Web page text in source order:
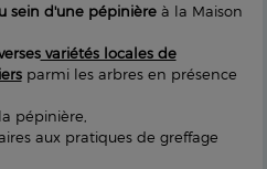
sein d'une pépinièreà la Maison
variétés locales de
parmi les arbres en présence
pépinière,
aux pratiques de greffage